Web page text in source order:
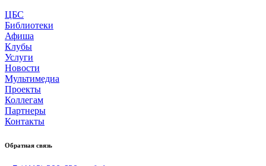
ЦБС
Библиотеки
Афиша
Клубы
Услуги
Новости
Мультимедиа
Проекты
Коллегам
Партнеры
Контакты
Обратная связь